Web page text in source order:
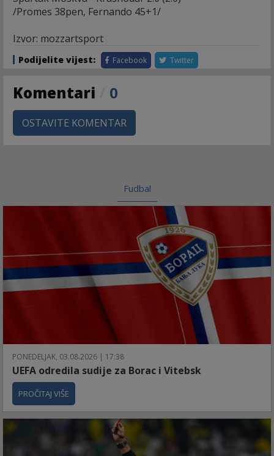
/Promes 38pen, Fernando 45+1/
Izvor: mozzartsport
Podijelite vijest: Facebook Twitter
Komentari 0
OSTAVITE KOMENTAR
Fudbal
PONEDELJAK, 03.08.2026 | 17:38
UEFA odredila sudije za Borac i Vitebsk
PROČITAJ VIŠE